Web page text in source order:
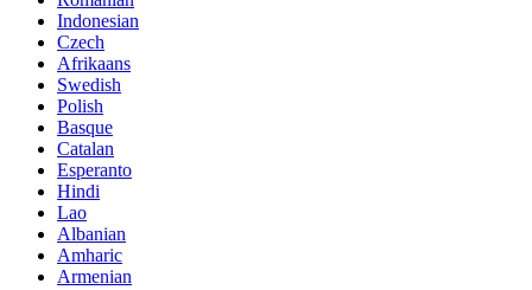
Indonesian
Czech
Afrikaans
Swedish
Polish
Basque
Catalan
Esperanto
Hindi
Lao
Albanian
Amharic
Armenian